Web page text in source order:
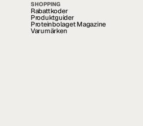
SHOPPING
Rabattkoder
Produktguider
Proteinbolaget Magazine
Varumärken